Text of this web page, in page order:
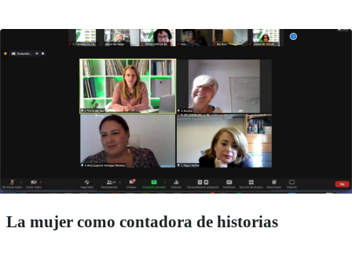
La mujer como contadora de historias